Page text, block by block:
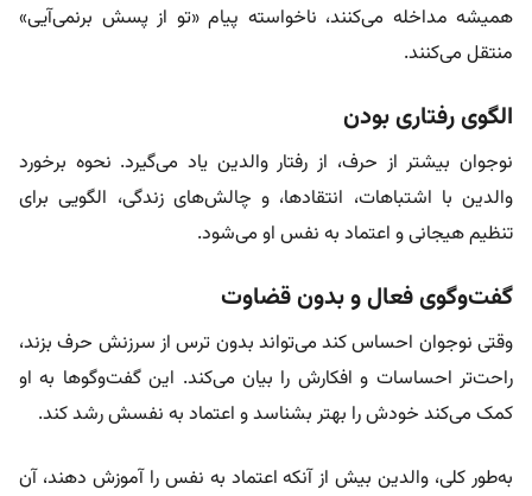
همیشه مداخله می‌کنند، ناخواسته پیام «تو از پسش برنمی‌آیی»
منتقل می‌کنند.
الگوی رفتاری بودن
نوجوان بیشتر از حرف، از رفتار والدین یاد می‌گیرد. نحوه برخورد
والدین با اشتباهات، انتقادها، و چالش‌های زندگی، الگویی برای
تنظیم هیجانی و اعتماد به نفس او می‌شود.
گفت‌وگوی فعال و بدون قضاوت
وقتی نوجوان احساس کند می‌تواند بدون ترس از سرزنش حرف بزند،
راحت‌تر احساسات و افکارش را بیان می‌کند. این گفت‌وگوها به او
کمک می‌کند خودش را بهتر بشناسد و اعتماد به نفسش رشد کند.
به‌طور کلی، والدین بیش از آنکه اعتماد به نفس را آموزش دهند، آن